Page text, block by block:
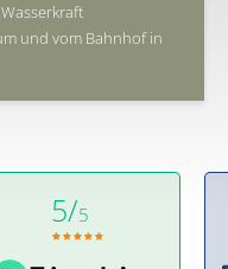
und vom Bahnhof in
5/5